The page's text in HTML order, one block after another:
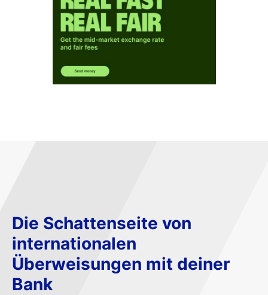
Die Schattenseite von
internationalen
Überweisungen mit deiner
Bank